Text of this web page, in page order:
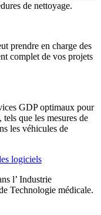
de nettoyage.
prendre en charge des
complet de vos projets
GDP optimaux pour
que les mesures de
les véhicules de
logiciels
l’ Industrie
Technologie médicale.